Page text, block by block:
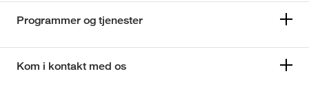
Programmer og tjenester
Kom i kontakt med os